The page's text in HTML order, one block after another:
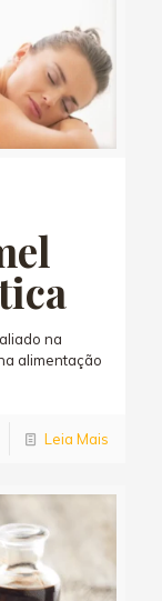
na
alimentação
Leia Mais